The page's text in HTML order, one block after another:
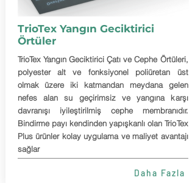
TrioTex Yangın Geciktirici
Örtüler
TrioTex Yangın Geciktirici Çatı ve Cephe Örtüleri,
polyester alt ve fonksiyonel poliüretan üst
olmak üzere iki katmandan meydana gelen
nefes alan su geçirimsiz ve yangına karşı
davranışı iyileştirilmiş cephe membranıdır.
Bindirme payı kendinden yapışkanlı olan TrioTex
Plus ürünler kolay uygulama ve maliyet avantajı
sağlar
Daha Fazla